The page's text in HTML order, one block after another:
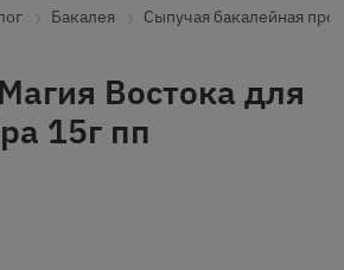
Бакалея Сыпучая бакалейная
Востока для
15г пп